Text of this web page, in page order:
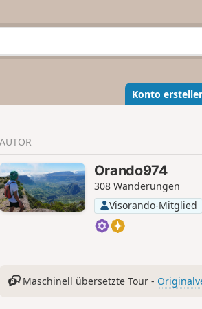
Konto
AUTOR
Orando974
308 Wanderungen
Visorando-Mitglied
Maschinell übersetzte Tour -